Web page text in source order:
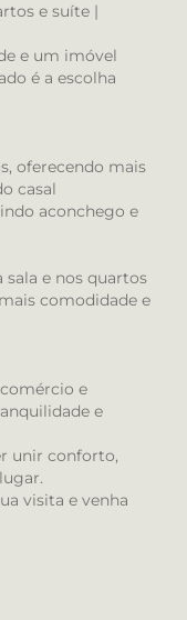
e suíte |
e um imóvel
é a escolha
oferecendo mais
casal
aconchego e
sala e nos quartos
comodidade e
e
e
unir conforto,
visita e venha